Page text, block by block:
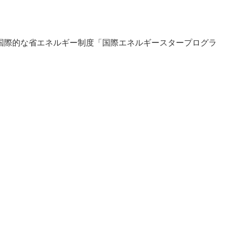
的な省エネルギー制度「国際エネルギースタープログラ